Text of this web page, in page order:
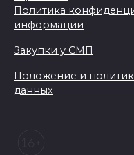
Политика
информации
Закупки у СМП
Положение и
данных